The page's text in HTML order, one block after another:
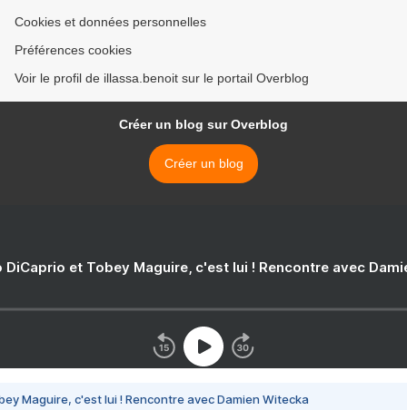
Cookies et données personnelles
Préférences cookies
Voir le profil de illassa.benoit sur le portail Overblog
Créer un blog sur Overblog
Créer un blog
DiCaprio et Tobey Maguire, c'est lui ! Rencontre avec
Maguire, c'est lui ! Rencontre avec Damien Witecka